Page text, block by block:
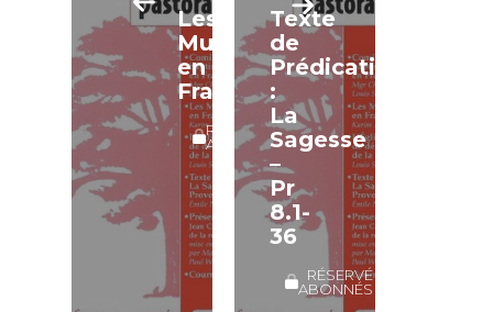
Les
Musulmans
en
France
RÉSERVÉ
ABONNÉS
Texte
de
Prédication
:
La
Sagesse
–
Pr
8.1-
36
RÉSERVÉ
ABONNÉS